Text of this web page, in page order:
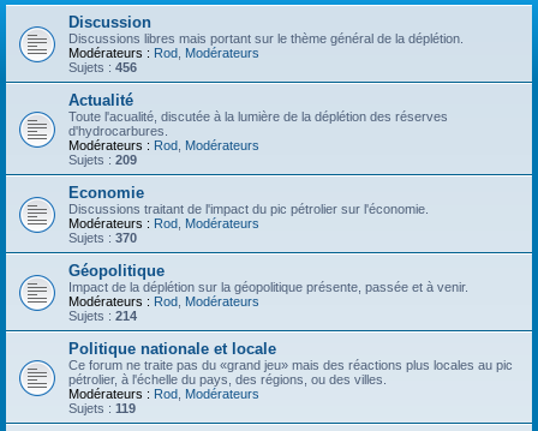
Discussion
Discussions libres mais portant sur le thème général de la déplétion.
Modérateurs : Rod Modérateurs
Sujets : 456
Actualité
Toute l'acualité, discutée à la lumière de la déplétion des réserves
d'hydrocarbures.
Modérateurs : Rod Modérateurs
Sujets : 209
Economie
Discussions traitant de l'impact du pic pétrolier sur l'économie.
Modérateurs : Rod Modérateurs
Sujets : 370
Géopolitique
Impact de la déplétion sur la géopolitique présente, passée et à venir.
Modérateurs : Rod Modérateurs
Sujets : 214
Politique nationale et locale
Ce forum ne traite pas du «grand jeu» mais des réactions plus locales au pic
pétrolier, à l'échelle du pays, des régions, ou des villes.
Modérateurs : Rod Modérateurs
Sujets : 119